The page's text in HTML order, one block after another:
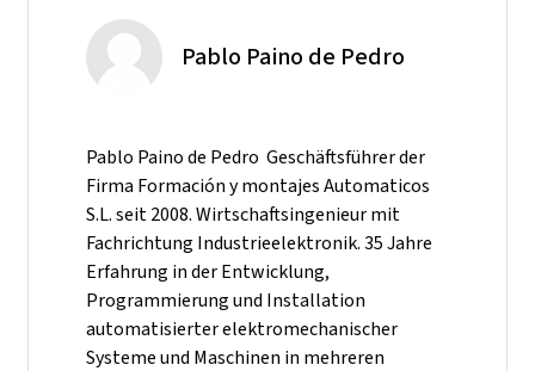
Pablo Paino de Pedro
Pablo Paino de Pedro Geschäftsführer der
Firma Formación y montajes Automaticos
S.L. seit 2008. Wirtschaftsingenieur mit
Fachrichtung Industrieelektronik. 35 Jahre
Erfahrung in der Entwicklung,
Programmierung und Installation
automatisierter elektromechanischer
Systeme und Maschinen in mehreren